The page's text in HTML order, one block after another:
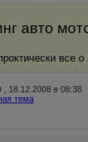
авто
все
, 18.12.2008 в 08:38
тема